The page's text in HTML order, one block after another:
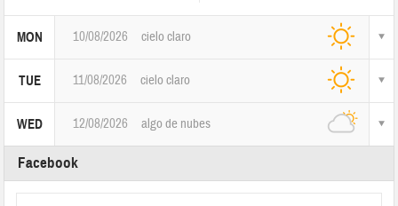
MON 10/08/2026 cielo claro
TUE 11/08/2026 cielo claro
WED 12/08/2026 algo de nubes
Facebook